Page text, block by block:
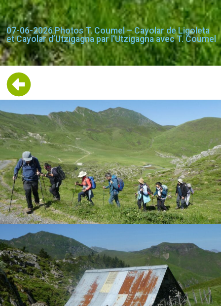
07-06-2026 Photos T. Coumel – Cayolar de Ligoleta
et Cayolar d’Utzigagna par l’Utzigagna avec T. Coumel